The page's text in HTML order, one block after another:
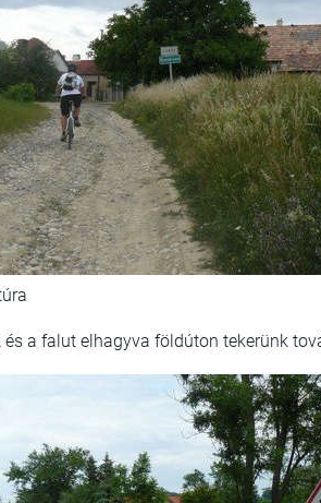
a falut elhagyva földúton tekerünk